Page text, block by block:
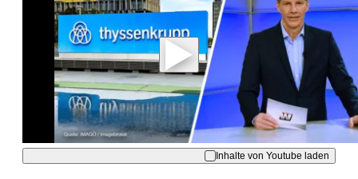
Mit der Wiedergabe dieses Videos werden
Daten an Youtube übertragen.
Hinweise dazu erhalten Sie in derDatenschutzerklärung
Akzeptieren
Inhalte von Youtube laden